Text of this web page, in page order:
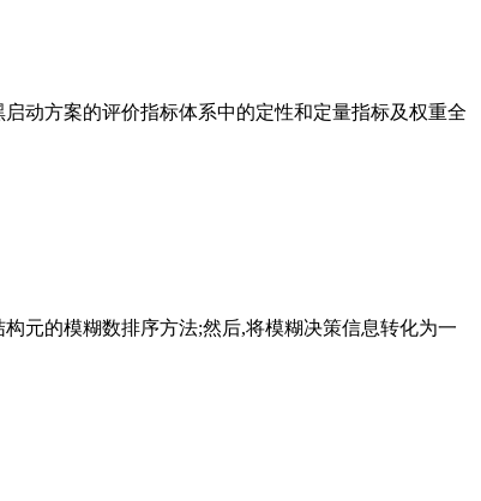
动方案的评价指标体系中的定性和定量指标及权重全
元的模糊数排序方法;然后,将模糊决策信息转化为一